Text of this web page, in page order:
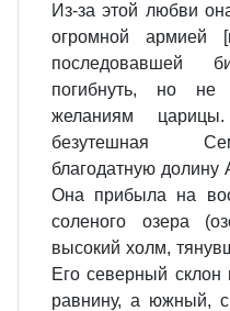
Из-за этой любви
огромной армией
последовавшей
погибнуть, но не
желаниям
безутешная
благодатную долину
Она прибыла на
соленого озера
высокий холм,
Его северный склон
равнину, а южный,